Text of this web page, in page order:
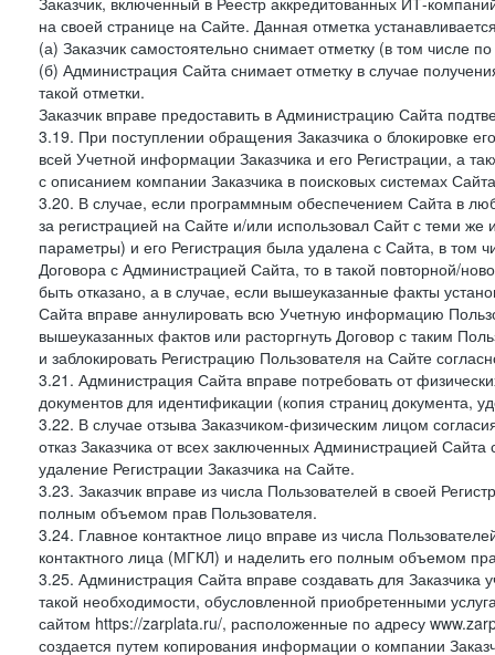
на своей странице на Сайте. Данная отметка
(а) Заказчик самостоятельно снимает отметку (в том числе
(б) Администрация Сайта снимает отметку в случае
такой отметки.
Заказчик вправе предоставить в Администрацию Сайта
3.19. При поступлении обращения Заказчика о блокировке
всей Учетной информации Заказчика и его Регистрации, а
с описанием компании Заказчика в поисковых системах
3.20. В случае, если программным обеспечением Сайта в
за регистрацией на Сайте и/или использовал Сайт с теми
параметры) и его Регистрация была удалена с Сайта, в том
Договора с Администрацией Сайта, то в такой повторной/
быть отказано, а в случае, если вышеуказанные факты
Сайта вправе аннулировать всю Учетную информацию
вышеуказанных фактов или расторгнуть Договор с таким
и заблокировать Регистрацию Пользователя на Сайте
3.21. Администрация Сайта вправе потребовать от
документов для идентификации (копия страниц документа,
3.22. В случае отзыва Заказчиком-физическим лицом
отказ Заказчика от всех заключенных Администрацией
удаление Регистрации Заказчика на Сайте.
3.23. Заказчик вправе из числа Пользователей в своей
полным объемом прав Пользователя.
3.24. Главное контактное лицо вправе из числа
контактного лица (МГКЛ) и наделить его полным объемом
3.25. Администрация Сайта вправе создавать для
такой необходимости, обусловленной приобретенными
сайтом https://zarplata.ru/, расположенные по адресу
создается путем копирования информации о компании